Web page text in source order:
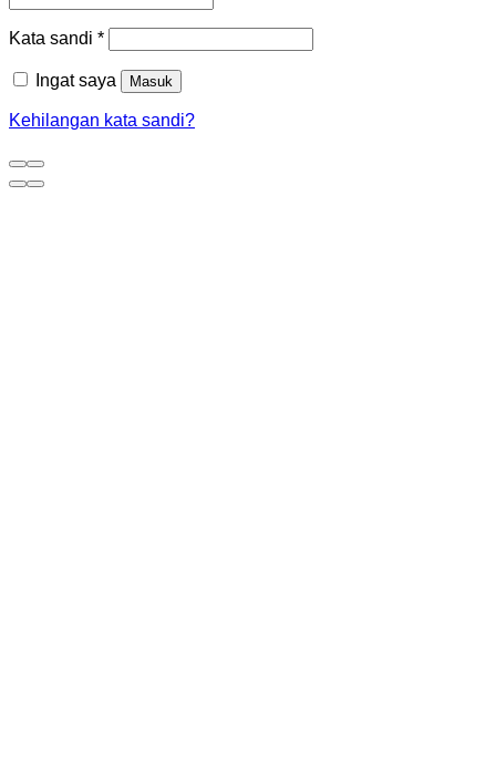
Kata sandi *
Ingat saya Masuk
Kehilangan kata sandi?